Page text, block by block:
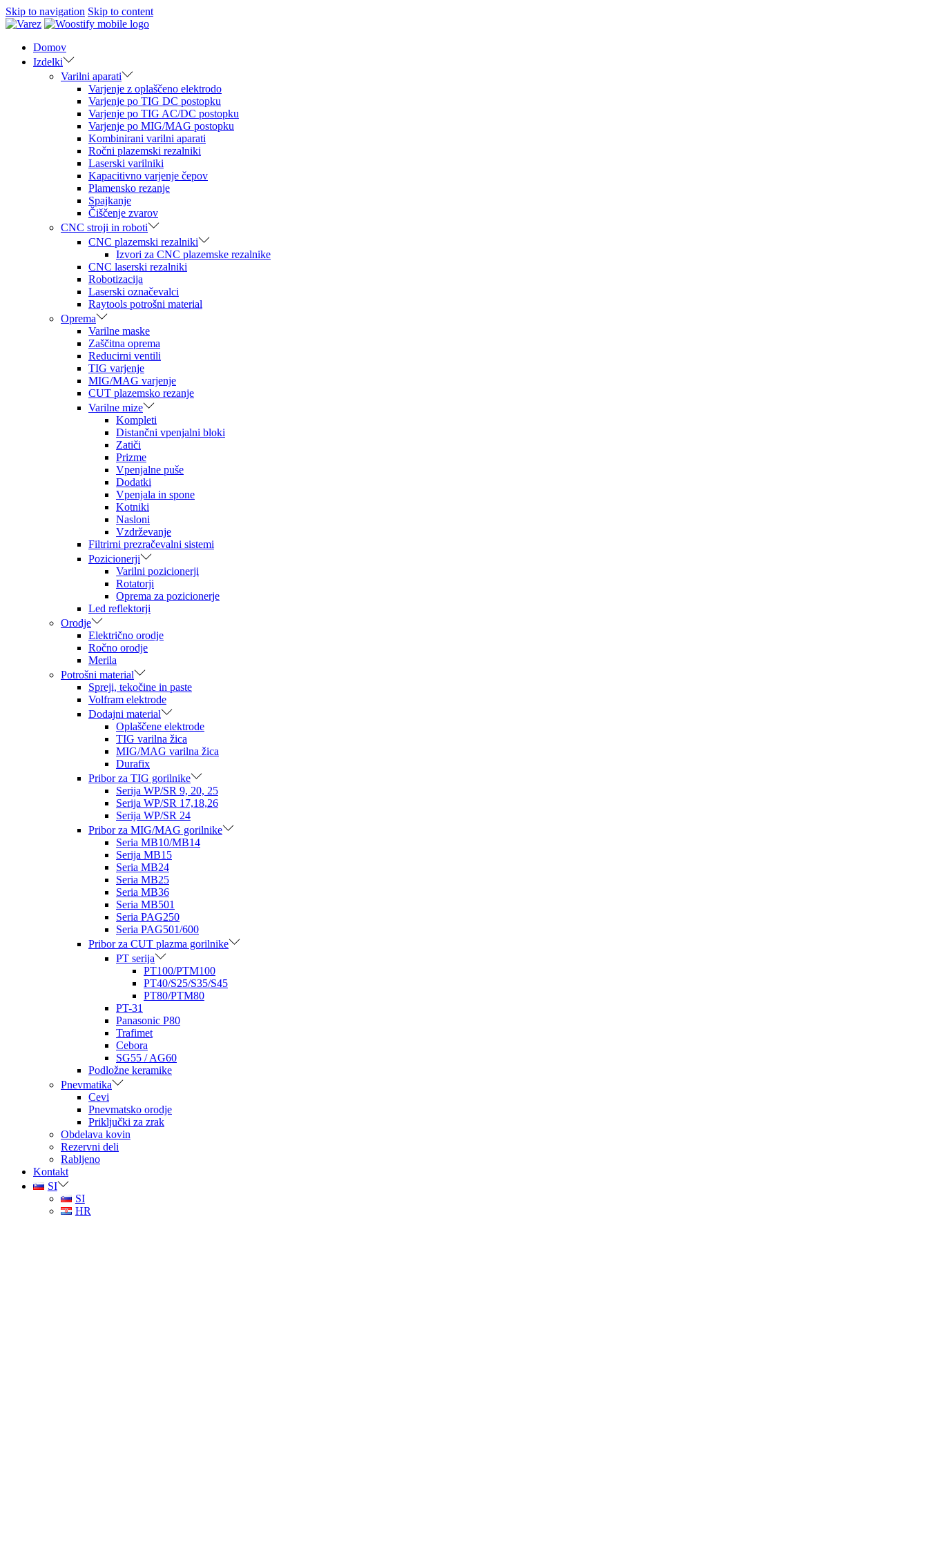
Skip to navigation Skip to content
Domov
Izdelki
Varilni aparati
Varjenje z oplaščeno elektrodo
Varjenje po TIG DC postopku
Varjenje po TIG AC/DC postopku
Varjenje po MIG/MAG postopku
Kombinirani varilni aparati
Ročni plazemski rezalniki
Laserski varilniki
Kapacitivno varjenje čepov
Plamensko rezanje
Spajkanje
Čiščenje zvarov
CNC stroji in roboti
CNC plazemski rezalniki
Izvori za CNC plazemske rezalnike
CNC laserski rezalniki
Robotizacija
Laserski označevalci
Raytools potrošni material
Oprema
Varilne maske
Zaščitna oprema
Reducirni ventili
TIG varjenje
MIG/MAG varjenje
CUT plazemsko rezanje
Varilne mize
Kompleti
Distančni vpenjalni bloki
Zatiči
Prizme
Vpenjalne puše
Dodatki
Vpenjala in spone
Kotniki
Nasloni
Vzdrževanje
Filtrirni prezračevalni sistemi
Pozicionerji
Varilni pozicionerji
Rotatorji
Oprema za pozicionerje
Led reflektorji
Orodje
Električno orodje
Ročno orodje
Merila
Potrošni material
Spreji, tekočine in paste
Volfram elektrode
Dodajni material
Oplaščene elektrode
TIG varilna žica
MIG/MAG varilna žica
Durafix
Pribor za TIG gorilnike
Serija WP/SR 9, 20, 25
Serija WP/SR 17,18,26
Serija WP/SR 24
Pribor za MIG/MAG gorilnike
Seria MB10/MB14
Serija MB15
Seria MB24
Seria MB25
Seria MB36
Seria MB501
Seria PAG250
Seria PAG501/600
Pribor za CUT plazma gorilnike
PT serija
PT100/PTM100
PT40/S25/S35/S45
PT80/PTM80
PT-31
Panasonic P80
Trafimet
Cebora
SG55 / AG60
Podložne keramike
Pnevmatika
Cevi
Pnevmatsko orodje
Priključki za zrak
Obdelava kovin
Rezervni deli
Rabljeno
Kontakt
SI
SI
HR